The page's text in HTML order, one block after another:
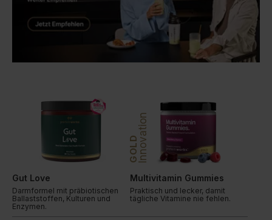
Gut Love
Darmformel mit präbiotischen
Ballaststoffen, Kulturen und
Enzymen.
GOLDInnovation
Multivitamin Gummies
Praktisch und lecker, damit
tägliche Vitamine nie fehlen.